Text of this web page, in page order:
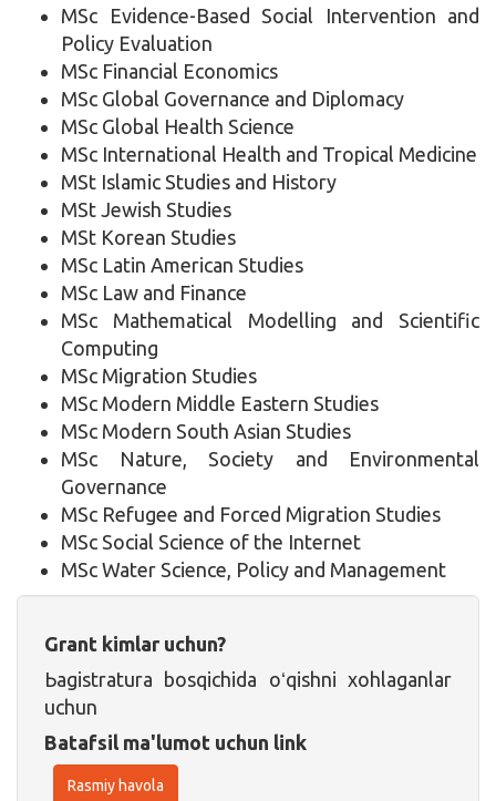
MSc Evidence-Based Social Intervention and
Policy Evaluation
MSc Financial Economics
MSc Global Governance and Diplomacy
MSc Global Health Science
MSc International Health and Tropical Medicine
MSt Islamic Studies and History
MSt Jewish Studies
MSt Korean Studies
MSc Latin American Studies
MSc Law and Finance
MSc Mathematical Modelling and Scientific
Computing
MSc Migration Studies
MSc Modern Middle Eastern Studies
MSc Modern South Asian Studies
MSc Nature, Society and Environmental
Governance
MSc Refugee and Forced Migration Studies
MSc Social Science of the Internet
MSc Water Science, Policy and Management
Grant kimlar uchun?
Ьagistratura bosqichida oʻqishni xohlaganlar
uchun
Batafsil ma'lumot uchun link
Rasmiy havola